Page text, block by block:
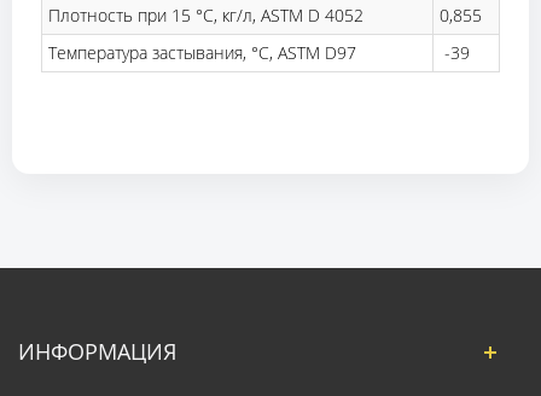
Плотность при 15 °C, кг/л, ASTM D 4052
0,855
Температура застывания, °C, ASTM D97
-39
ИНФОРМАЦИЯ